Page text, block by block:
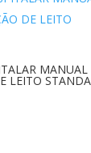
MANUAL
LEITO